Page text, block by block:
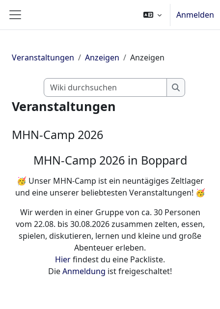
Website-Übersicht
Anmelden
Veranstaltungen Anzeigen Anzeigen
Wiki
Wiki
Veranstaltungen
MHN-Camp 2026
MHN-Camp 2026 in Boppard
🥳 Unser MHN-Camp ist ein neuntägiges Zeltlager
und eine unserer beliebtesten Veranstaltungen! 🥳
Wir werden in einer Gruppe von ca. 30 Personen
vom 22.08. bis 30.08.2026 zusammen zelten, essen,
spielen, diskutieren, lernen und kleine und große
Abenteuer erleben.
Hierfindest du eine Packliste.
DieAnmeldung ist freigeschaltet!